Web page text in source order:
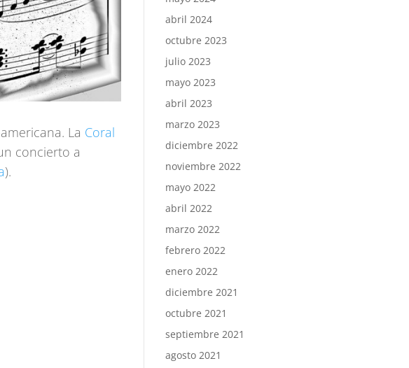
La Coral
concierto a
).
abril 2024
octubre 2023
julio 2023
mayo 2023
abril 2023
marzo 2023
diciembre 2022
noviembre 2022
mayo 2022
abril 2022
marzo 2022
febrero 2022
enero 2022
diciembre 2021
octubre 2021
septiembre 2021
agosto 2021